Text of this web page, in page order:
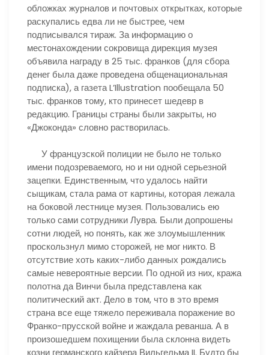
обложках журналов и почтовых открытках, которые
раскупались едва ли не быстрее, чем
подписывался тираж. За информацию о
местонахождении сокровища дирекция музея
объявила награду в 25 тыс. франков (для сбора
денег была даже проведена общенациональная
подписка), а газета L’Illustration пообещала 50
тыс. франков тому, кто принесет шедевр в
редакцию. Границы страны были закрыты, но
«Джоконда» словно растворилась.
У французской полиции не было не только
имени подозреваемого, но и ни одной серьезной
зацепки. Единственным, что удалось найти
сыщикам, стала рама от картины, которая лежала
на боковой лестнице музея. Пользовались ею
только сами сотрудники Лувра. Были допрошены
сотни людей, но понять, как же злоумышленник
проскользнул мимо сторожей, не мог никто. В
отсутствие хоть каких-либо данных рождались
самые невероятные версии. По одной из них, кража
полотна да Винчи была представлена как
политический акт. Дело в том, что в это время
страна все еще тяжело переживала поражение во
Франко-прусской войне и жаждала реванша. А в
произошедшем похищении была склонна видеть
козни германского кайзера Вильгельма II. Будто бы